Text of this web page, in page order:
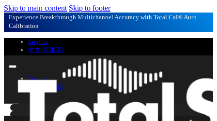
Skip to main content Skip to footer
Experience Breakthrough Multichannel Accuracy with Total Cal® Auto
Calibration
English
中文(简体字)
English
中文(简体字)